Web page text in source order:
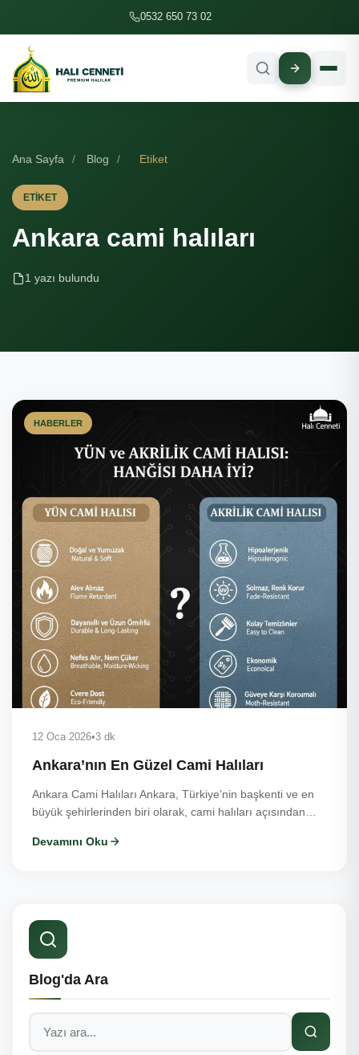
0532 650 73 02
Ana Sayfa / Blog / Etiket
ETIKET
Ankara cami halıları
1 yazı bulundu
HABERLER
12 Oca 2026•3 dk
Ankara’nın En Güzel Cami Halıları
Ankara Cami Halıları Ankara, Türkiye’nin başkenti ve en
büyük şehirlerinden biri olarak, cami halıları açısından…
Devamını Oku
Blog'da Ara